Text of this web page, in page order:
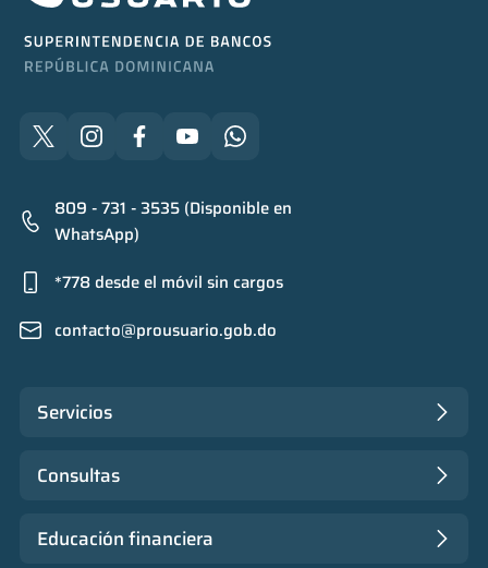
809 - 731 - 3535 (Disponible en
WhatsApp)
*778 desde el móvil sin cargos
contacto@prousuario.gob.do
Servicios
Consultas
Educación financiera